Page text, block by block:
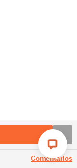
Comentarios